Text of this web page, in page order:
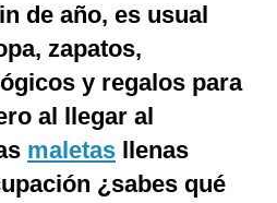
de año, es usual
zapatos,
y regalos para
al llegar al
maletas llenas
¿sabes qué